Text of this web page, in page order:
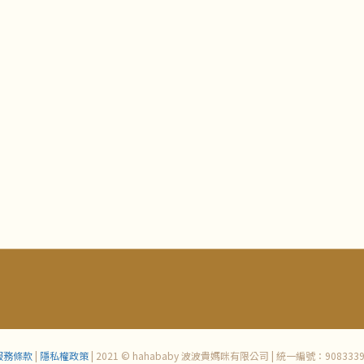
務條款 | 隱私權政策 | 2021 © hahababy 波波貴媽咪有限公司 | 統一編號：